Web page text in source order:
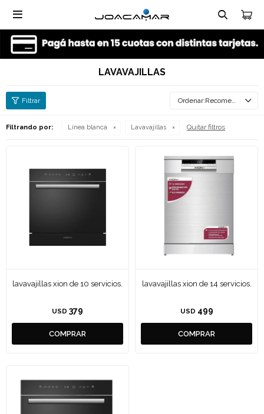

LAVAVAJILLAS
Recomendados
Filtrando por: Línea blanca Lavavajillas Quitar filtros
lavavajillas xion de 10 servicios.
USD 379
lavavajillas xion de 14 servicios.
USD 499